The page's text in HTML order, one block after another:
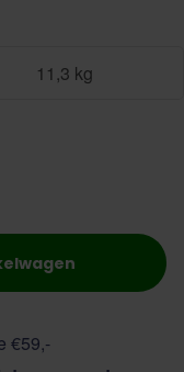
11,3 kg
€59,-